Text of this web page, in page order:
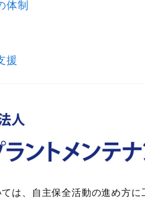
体制
援
は、自主保全活動の進め方に